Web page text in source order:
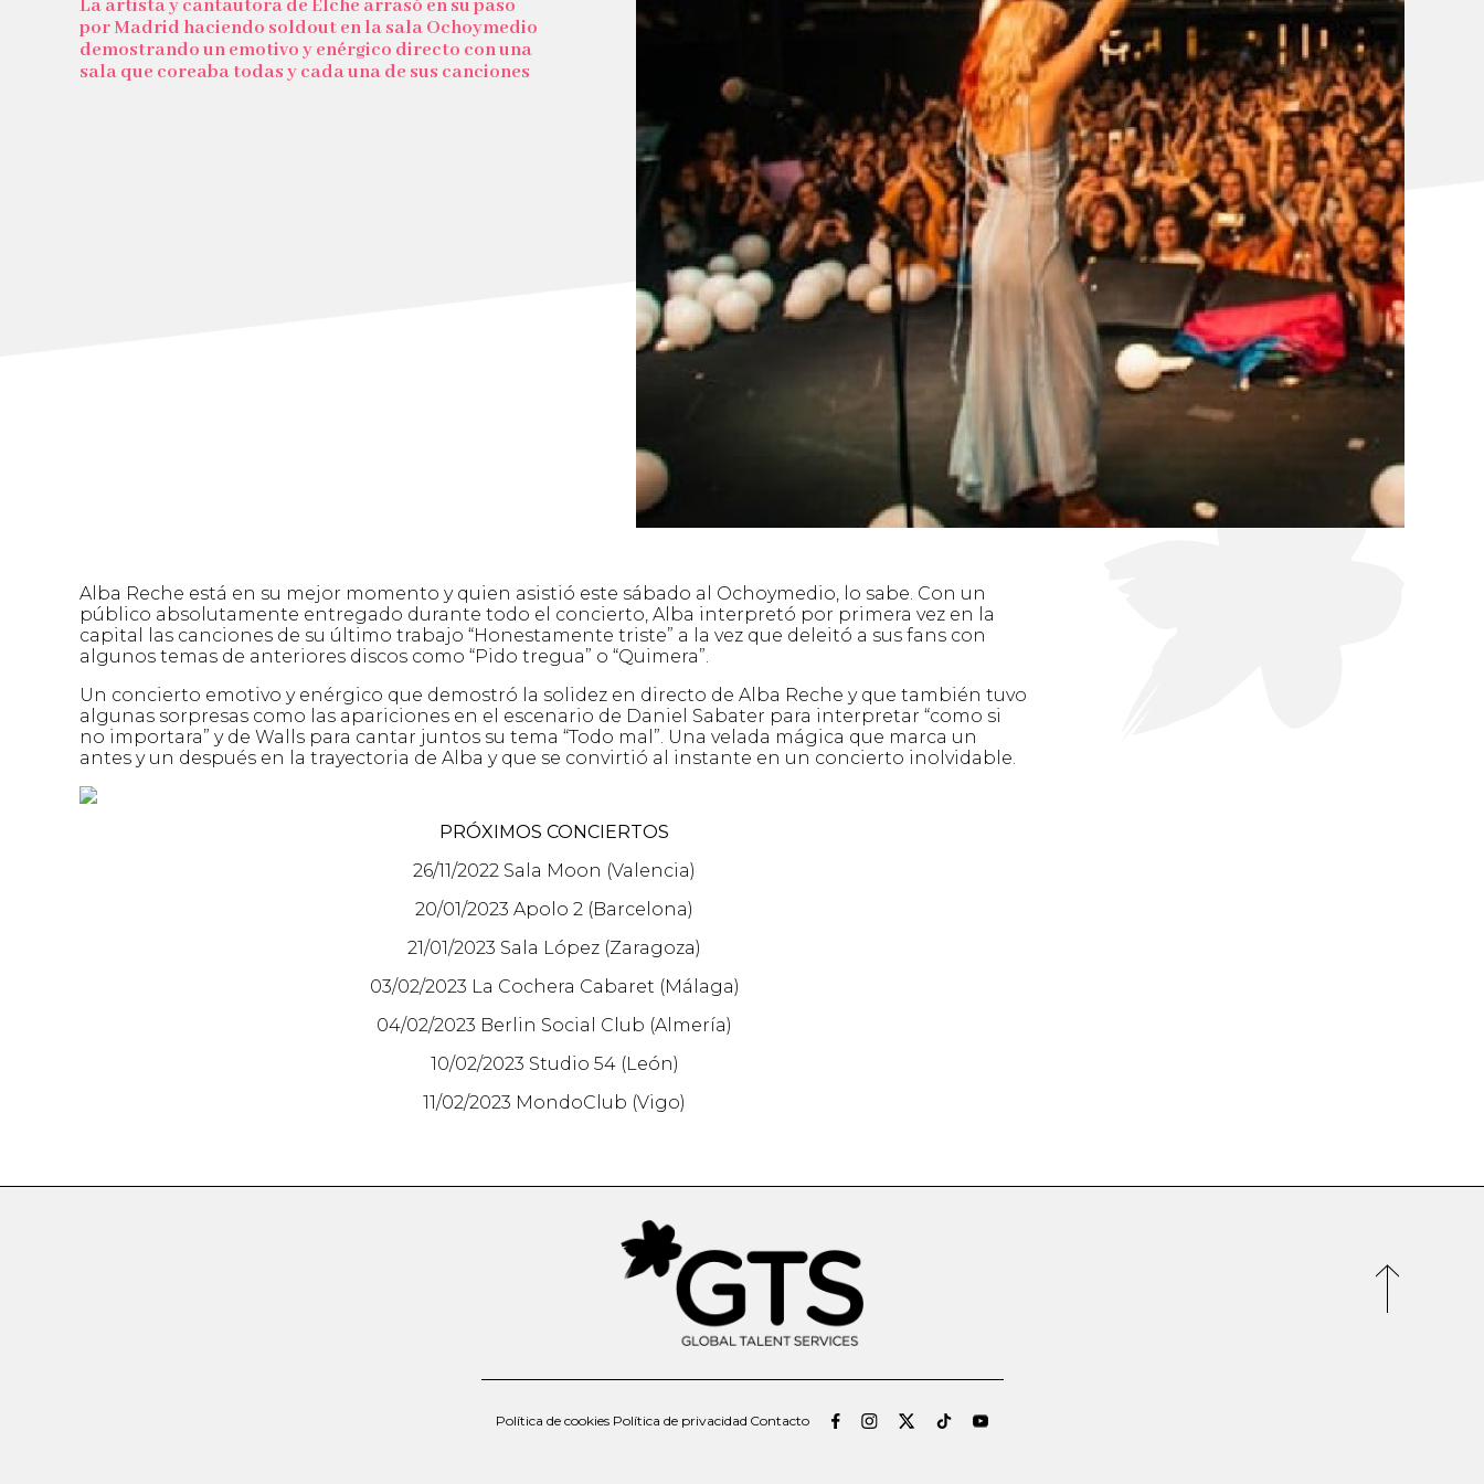
La artista y cantautora de Elche arrasó en su paso
por Madrid haciendo soldout en la sala Ochoymedio
demostrando un emotivo y enérgico directo con una
sala que coreaba todas y cada una de sus canciones
Alba Reche está en su mejor momento y quien asistió este sábado al Ochoymedio, lo sabe. Con un
público absolutamente entregado durante todo el concierto, Alba interpretó por primera vez en la
capital las canciones de su último trabajo “Honestamente triste” a la vez que deleitó a sus fans con
algunos temas de anteriores discos como “Pido tregua” o “Quimera”.
Un concierto emotivo y enérgico que demostró la solidez en directo de Alba Reche y que también tuvo
algunas sorpresas como las apariciones en el escenario de Daniel Sabater para interpretar “como si
no importara” y de Walls para cantar juntos su tema “Todo mal”. Una velada mágica que marca un
antes y un después en la trayectoria de Alba y que se convirtió al instante en un concierto inolvidable.
PRÓXIMOS CONCIERTOS
26/11/2022 Sala Moon (Valencia)
20/01/2023 Apolo 2 (Barcelona)
21/01/2023 Sala López (Zaragoza)
03/02/2023 La Cochera Cabaret (Málaga)
04/02/2023 Berlin Social Club (Almería)
10/02/2023 Studio 54 (León)
11/02/2023 MondoClub (Vigo)
Política de cookies Política de privacidad Contacto